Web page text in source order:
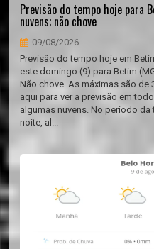
Previsão do tempo hoje para
nuvens; não chove
09/08/2026
Previsão do tempo hoje em
este domingo (9) para Betim
Não chove. As máximas são de
aqui para ver a previsão em
algumas nuvens. No período
noite, al...